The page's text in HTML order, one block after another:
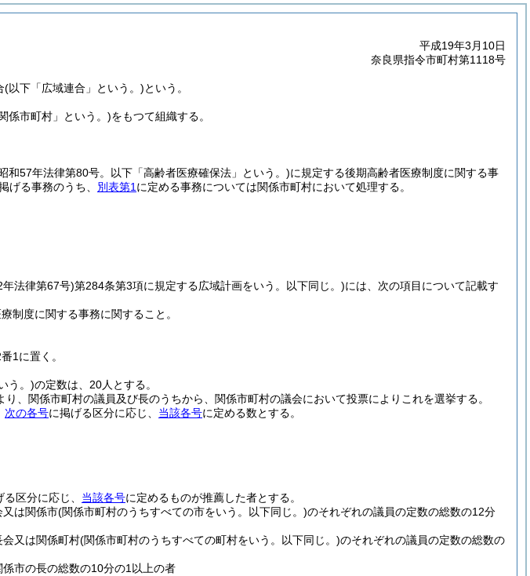
平成19年3月10日
奈良県指令市町村第1118号
(以下「広域連合」という。)という。
係市町村」という。)をもつて組織する。
和57年法律第80号。以下「高齢者医療確保法」という。)に規定する後期高齢者医療制度に関する事
げる事務のうち、 別表第1 に定める事務については関係市町村において処理する。
年法律第67号)第284条第3項に規定する広域計画をいう。以下同じ。)には、次の項目について記載す
制度に関する事務に関すること。
1に置く。
う。)の定数は、20人とする。
り、関係市町村の議員及び長のうちから、関係市町村の議会において投票によりこれを選挙する。
次の各号に掲げる区分に応じ、 当該各号に定める数とする。
る区分に応じ、 当該各号に定めるものが推薦した者とする。
は関係市(関係市町村のうちすべての市をいう。以下同じ。)のそれぞれの議員の定数の総数の12分
又は関係町村(関係市町村のうちすべての町村をいう。以下同じ。)のそれぞれの議員の定数の総数の
市の長の総数の10分の1以上の者